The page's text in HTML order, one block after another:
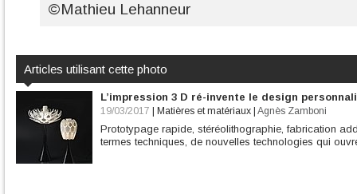
©Mathieu Lehanneur
Articles utilisant cette photo
L’impression 3 D ré-invente le design
19/03/2017 Matières et matériaux Agnès Zamboni
Prototypage rapide, stéréolithographie, fabrication
termes techniques, de nouvelles technologies qui